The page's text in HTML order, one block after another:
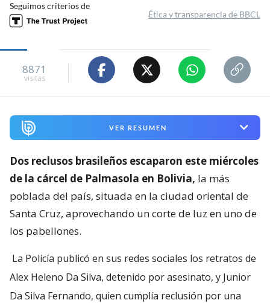
Seguimos criterios de
Ética y transparencia de BBCL
8871
visitas
VER RESUMEN
Dos reclusos brasileños escaparon este miércoles
de la cárcel de Palmasola en Bolivia, la más
poblada del país, situada en la ciudad oriental de
Santa Cruz, aprovechando un corte de luz en uno de
los pabellones.
La Policía publicó en sus redes sociales los retratos de
Alex Heleno Da Silva, detenido por asesinato, y Junior
Da Silva Fernando, quien cumplía reclusión por una